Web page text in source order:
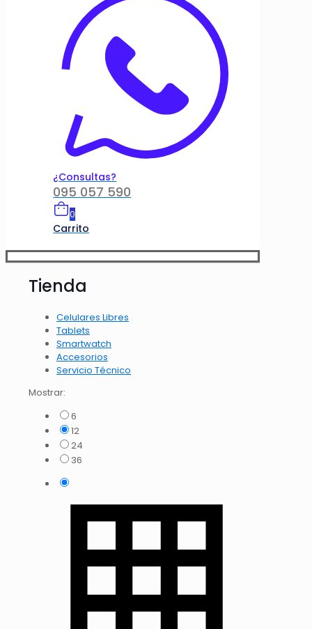
¿Consultas?
095 057 590
0
Carrito
Tienda
Celulares Libres
Tablets
Smartwatch
Accesorios
Servicio Técnico
Mostrar:
6
12
24
36